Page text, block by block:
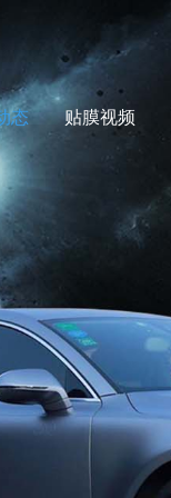
态 贴膜视频